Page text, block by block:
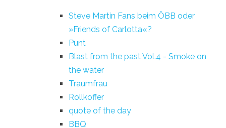
Steve Martin Fans beim ÖBB oder
»Friends of Carlotta«?
Punt
Blast from the past Vol.4 - Smoke on
the water
Traumfrau
Rollkoffer
quote of the day
BBQ